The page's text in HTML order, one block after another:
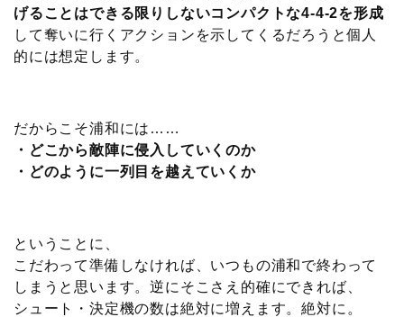
げることはできる限りしないコンパクトな4-4-2を形成
して奪いに行くアクションを示してくるだろうと個人
的には想定します。
だからこそ浦和には……
・どこから敵陣に侵入していくのか
・どのように一列目を越えていくか
ということに、
こだわって準備しなければ、いつもの浦和で終わって
しまうと思います。逆にそこさえ的確にできれば、
シュート・決定機の数は絶対に増えます。絶対に。